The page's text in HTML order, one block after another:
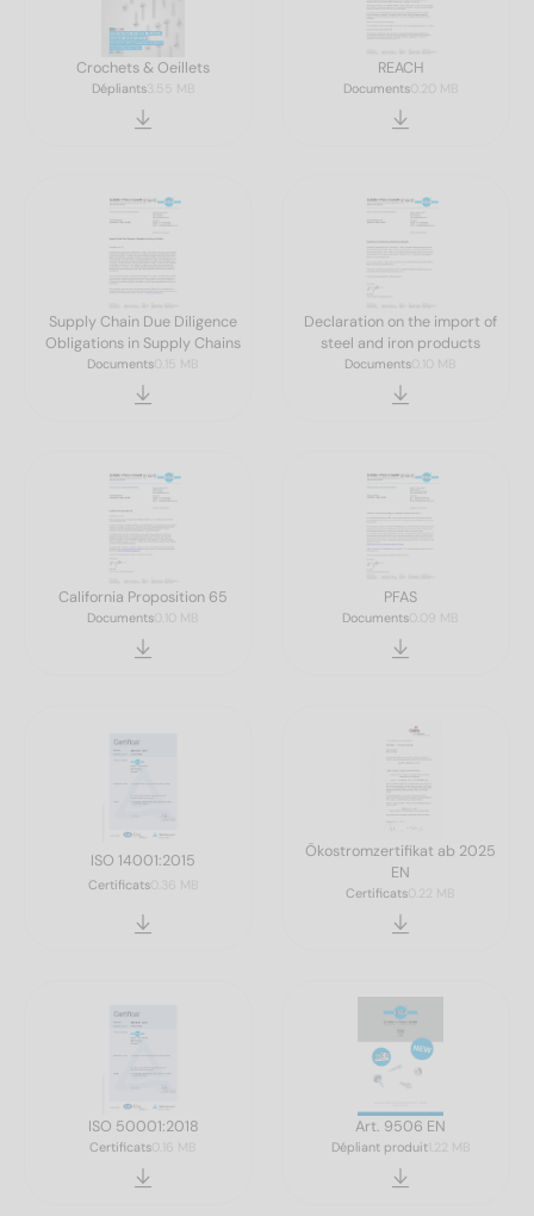
Crochets & Oeillets
Dépliants3.55 MB
REACH
Documents0.20 MB
Supply Chain Due Diligence
Obligations in Supply Chains
Documents 0.15 MB
Declaration on the import of
steel and iron products
Documents 0.10 MB
California Proposition 65
Documents 0.10 MB
PFAS
Documents 0.09 MB
ISO 14001:2015
Certificats0.36 MB
Ökostromzertifikat ab 2025
EN
Certificats 0.22 MB
ISO 50001:2018
Certificats 0.16 MB
Art. 9506 EN
Dépliant produit1.22 MB